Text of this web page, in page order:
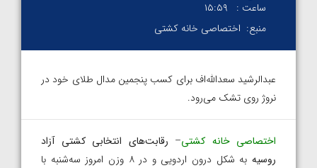
ساعت :
۱۵:۵۹
منبع: اختصاصی خانه کشتی
عبدالرشید سعدالله‌اف برای کسب پنجمین مدال طلای خود در
نروژ روی تشک می‌رود.
اختصاصی خانه کشتی– رقابت‌های انتخابی کشتی آزاد
روسیه
به شکل درون اردویی و در ۸ وزن امروز سه‌شنبه با